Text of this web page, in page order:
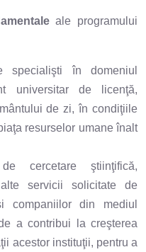
ale programului
specialişti în domeniul
universitar de licenţă,
de zi, în condiţiile
resurselor umane înalt
cercetare ştiinţifică,
servicii solicitate de
companiilor din mediul
a contribui la creşterea
acestor instituţii, pentru a